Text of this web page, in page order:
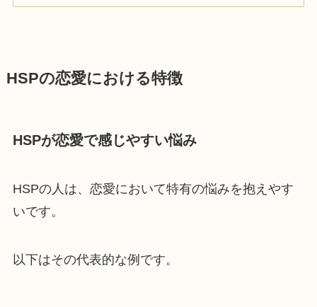
HSPの恋愛における特徴
HSPが恋愛で感じやすい悩み
HSPの人は、恋愛において特有の悩みを抱えやす
いです。
以下はその代表的な例です。